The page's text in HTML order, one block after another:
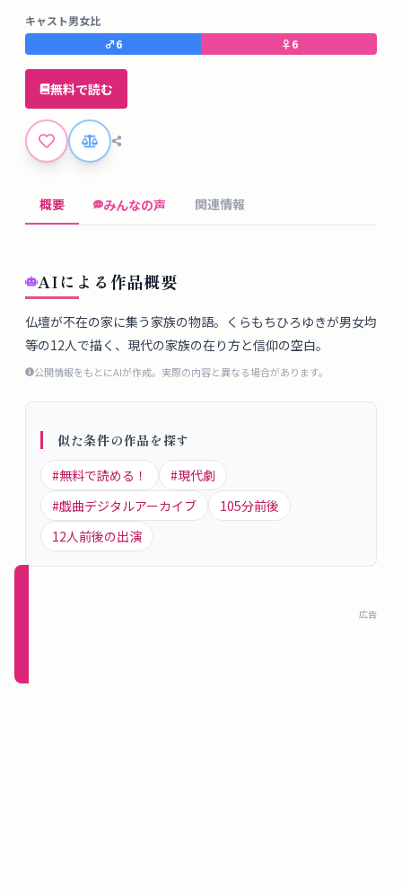
ス
掲
示
板
ー
ル
ブ
ロ
グ
概
要
イ
ン
キャスト男女比
♂6 ♀6
無料で読む
概要 みんなの声 関連情報
AIによる作品概要
仏壇が不在の家に集う家族の物語。くらもちひろゆきが男女均
等の12人で描く、現代の家族の在り方と信仰の空白。
公開情報をもとにAIが作成。実際の内容と異なる場合があります。
似た条件の作品を探す
#無料で読める！ #現代劇
#戯曲デジタルアーカイブ 105分前後
12人前後の出演
広告